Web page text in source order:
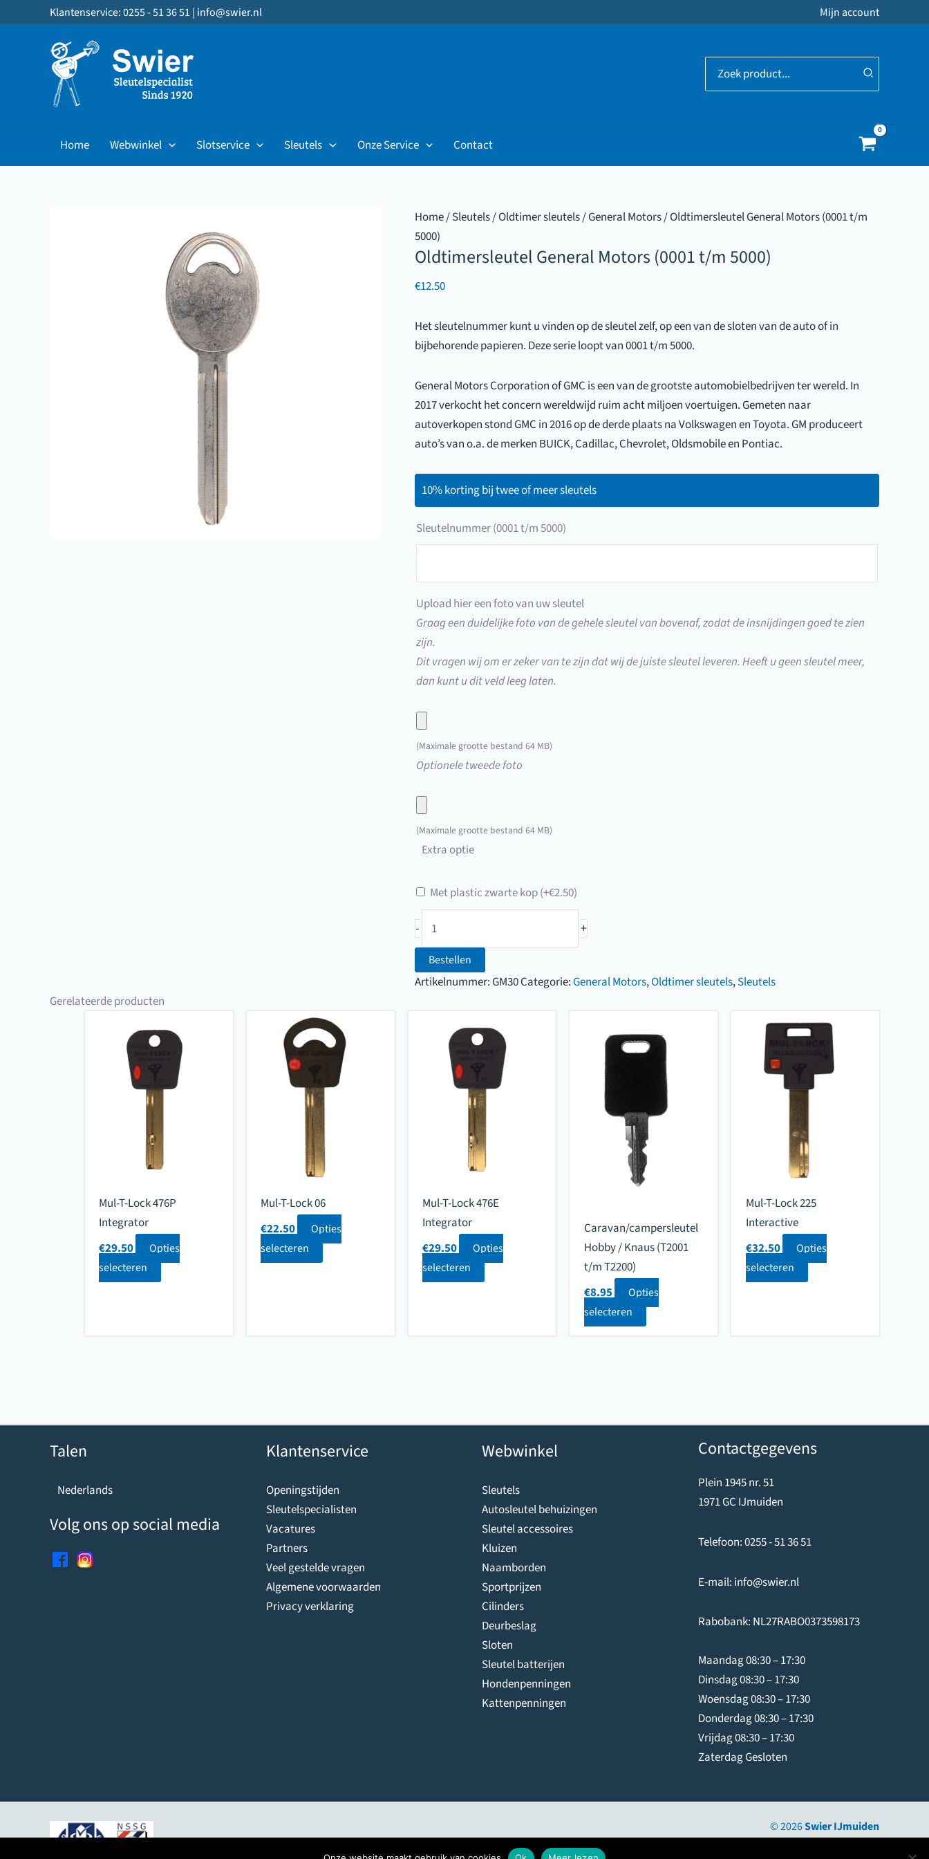
naar
Klantenservice: 0255 - 51 36 51 | info@swier.nl Mijn account
Zoeken
naar:
Home Webwinkel Slotservice Sleutels Onze Service Contact
Home/Sleutels/Oldtimer sleutels/General Motors/ Oldtimersleutel General Motors (0001 t/m
5000)
Oldtimersleutel General Motors (0001 t/m 5000)
€12.50
Het sleutelnummer kunt u vinden op de sleutel zelf, op een van de sloten van de auto of in
bijbehorende papieren. Deze serie loopt van 0001 t/m 5000.
General Motors Corporation of GMC is een van de grootste automobielbedrijven ter wereld. In
2017 verkocht het concern wereldwijd ruim acht miljoen voertuigen. Gemeten naar
autoverkopen stond GMC in 2016 op de derde plaats na Volkswagen en Toyota. GM produceert
auto’s van o.a. de merken BUICK, Cadillac, Chevrolet, Oldsmobile en Pontiac.
10% korting bij twee of meer sleutels
Sleutelnummer (0001 t/m 5000)
5000)
Upload hier een foto van uw sleutel
Graag een duidelijke foto van de gehele sleutel van bovenaf, zodat de insnijdingen goed te zien
zijn.
Dit vragen wij om er zeker van te zijn dat wij de juiste sleutel leveren. Heeft u geen sleutel meer,
dan kunt u dit veld leeg laten.
hier
een
van
uw
sleutel
(Maximale grootte bestand 64 MB)
Upload
foto
van
Optionele tweede foto
(Maximale grootte bestand 64 MB)
Extra optie
Met plastic zwarte kop(+€2.50)
-
General
Motors
(0001
5000)
aantal
+
Bestellen
Artikelnummer: GM30Categorie:General Motors,Oldtimer sleutels,Sleutels
Gerelateerde producten
Mul-T-Lock 476P
Integrator
€29.50
Opties
selecteren
Mul-T-Lock 06
€22.50
Opties
selecteren
Mul-T-Lock 476E
Integrator
€29.50
Opties
selecteren
Caravan/campersleutel
Hobby / Knaus (T2001
t/m T2200)
€8.95
Opties
selecteren
Mul-T-Lock 225
Interactive
€32.50
Opties
selecteren
Talen
Nederlands
Volg ons op social media
Klantenservice
Openingstijden
Sleutelspecialisten
Vacatures
Partners
Veel gestelde vragen
Algemene voorwaarden
Privacy verklaring
Webwinkel
Sleutels
Autosleutel behuizingen
Sleutel accessoires
Kluizen
Naamborden
Sportprijzen
Cilinders
Deurbeslag
Sloten
Sleutel batterijen
Hondenpenningen
Kattenpenningen
Contactgegevens
Plein 1945 nr. 51
1971 GC IJmuiden
Telefoon:0255 - 51 36 51
E-mail: info@swier.nl
Rabobank: NL27RABO0373598173
Maandag 08:30 – 17:30
Dinsdag 08:30 – 17:30
Woensdag 08:30 – 17:30
Donderdag 08:30 – 17:30
Vrijdag 08:30 – 17:30
Zaterdag Gesloten
© 2026Swier IJmuiden